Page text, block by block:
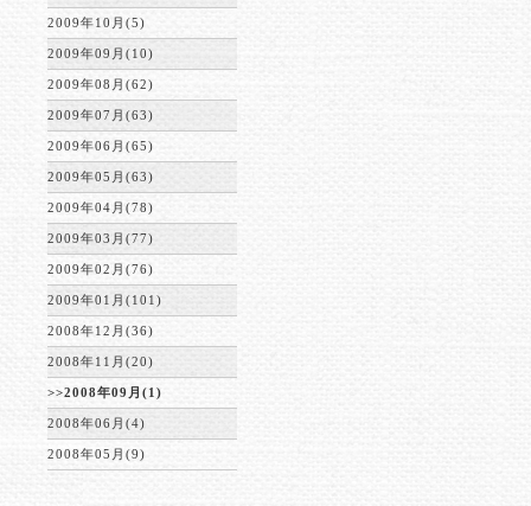
2009年10月(5)
2009年09月(10)
2009年08月(62)
2009年07月(63)
2009年06月(65)
2009年05月(63)
2009年04月(78)
2009年03月(77)
2009年02月(76)
2009年01月(101)
2008年12月(36)
2008年11月(20)
>>2008年09月(1)
2008年06月(4)
2008年05月(9)